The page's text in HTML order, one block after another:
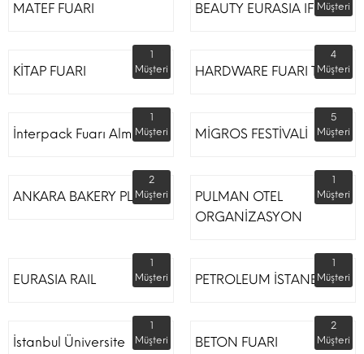
MATEF FUARI BEAUTY EURASIA IFMMüşteri
KİTAP FUARI
1
Müşteri
HARDWARE FUARI TÜYAP
4
Müşteri
İnterpack Fuarı Almanya
1
Müşteri
MİGROS FESTİVALİ
5
Müşteri
ANKARA BAKERY PLUS
2
Müşteri
PULMAN OTEL
ORGANİZASYON
1
Müşteri
EURASIA RAIL
1
Müşteri
PETROLEUM İSTANBUL
1
Müşteri
İstanbul Üniversite
1
Müşteri
BETON FUARI
2
Müşteri